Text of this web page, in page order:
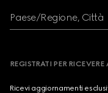
Paese/Regione, Città
REGISTRATI PER
Ricevi aggiornamenti